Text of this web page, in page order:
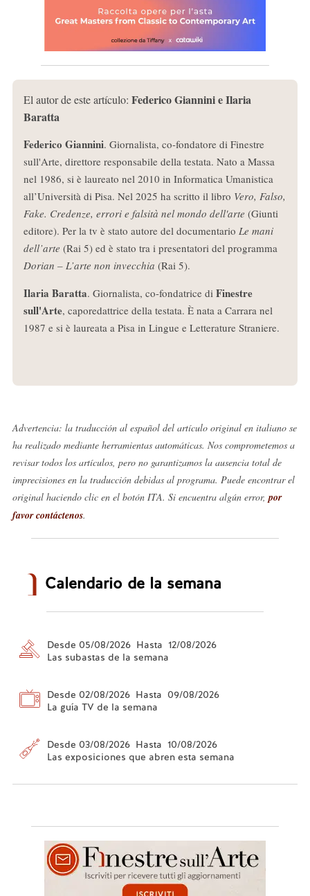
El autor de este artículo: Federico Giannini e Ilaria
Baratta
Federico Giannini. Giornalista, co-fondatore di Finestre
sull'Arte, direttore responsabile della testata. Nato a Massa
nel 1986, si è laureato nel 2010 in Informatica Umanistica
all’Università di Pisa. Nel 2025 ha scritto il libro Vero, Falso,
Fake. Credenze, errori e falsità nel mondo dell'arte (Giunti
editore). Per la tv è stato autore del documentario Le mani
dell’arte (Rai 5) ed è stato tra i presentatori del programma
Dorian – L’arte non invecchia (Rai 5).
Ilaria Baratta. Giornalista, co-fondatrice di Finestre
sull'Arte, caporedattrice della testata. È nata a Carrara nel
1987 e si è laureata a Pisa in Lingue e Letterature Straniere.
Advertencia: la traducción al español del artículo original en italiano se
ha realizado mediante herramientas automáticas. Nos comprometemos a
revisar todos los artículos, pero no garantizamos la ausencia total de
imprecisiones en la traducción debidas al programa. Puede encontrar el
original haciendo clic en el botón ITA. Si encuentra algún error, por
favor contáctenos.
Calendario de la semana
Desde 05/08/2026 Hasta 12/08/2026
Las subastas de la semana
Desde 02/08/2026 Hasta 09/08/2026
La guía TV de la semana
Desde 03/08/2026 Hasta 10/08/2026
Las exposiciones que abren esta semana